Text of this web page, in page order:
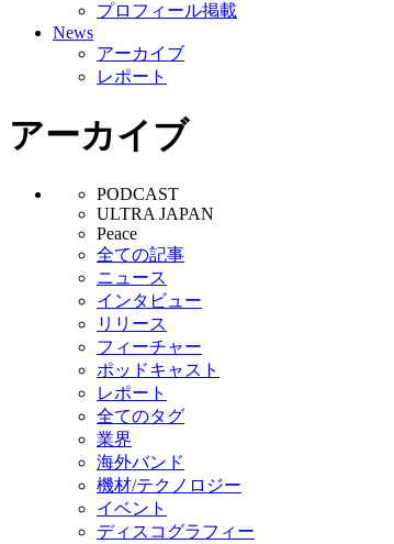
プロフィール掲載
News
アーカイブ
レポート
アーカイブ
PODCAST
ULTRA JAPAN
Peace
全ての記事
ニュース
インタビュー
リリース
フィーチャー
ポッドキャスト
レポート
全てのタグ
業界
海外バンド
機材/テクノロジー
イベント
ディスコグラフィー